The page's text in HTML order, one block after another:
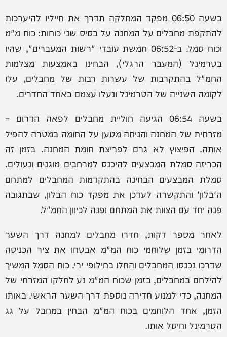
בשעה 06:50 מפקד המחלקה תדרך את חייליו להיערכות
להתקפת מחבלים על המחנה על בסיס שני כוחות: כוח מ"מ
וכוח סמל. ב-06:52 חמשת עובדי "רשות המעברים", שהיו
בטרמינל (המעבר הרגלי), הבחינו באמצעות מצלמות
החמ"ל בהתקרבות של עשרות רבות של מחבלים, עלו
לקומה השנייה של הטרמינל ונעלו עצמם באחד החדרים.
בשעה 06:54 הגיעה חוליית מחבלים לפאה הדרום –
מזרחית של המחנה והניחה מטען על החומה במטרה להפיל
אותה. הפיצוץ לא גרם לפריצת חומת המחנה. בזמן זה
הכריזה סמלת המבצעים להיכנס למרחבים מוגנים ונעולים.
סמלת המבצעים הבחינה בהתקדמות המחבלים למתחם
ה'בלון' והתקשרה לעדכן את מפקד כוח הבלון, שבתגובה
פנה יחד עם הצוות את המתחם ופנה לכיוון החמ"ל.
לאחר מספר דקות, חדרו מחבלים למחנה דרך השער
הדרומי בזמן שלוחמי כוח המ"מ אבטחו את ציר הכניסה
שדרכו נכנסו המחבלים והחלו בחילופי ירי. כוח הסמל המשיך
להילחם במחבלים, בזמן שכוח המ"מ נע לחלקו המזרחי של
המחנה, כדי למנוע חדירה נוספת דרך השער הראשי. באותו
הזמן, אחד הלוחמים בכוח המ"מ הבחין במחבל על גג
הטרמינל וחיסל אותו.